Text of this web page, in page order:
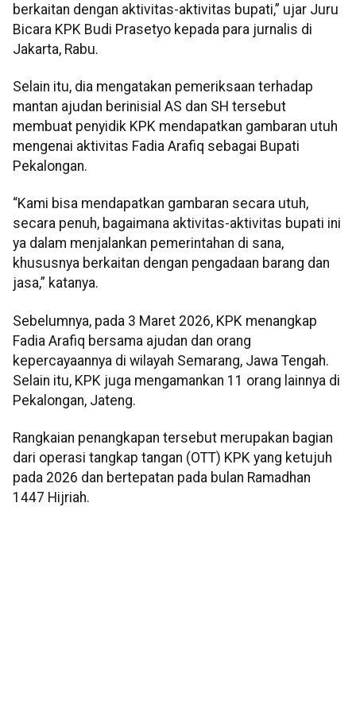
berkaitan dengan aktivitas-aktivitas bupati,” ujar Juru
Bicara KPK Budi Prasetyo kepada para jurnalis di
Jakarta, Rabu.
Selain itu, dia mengatakan pemeriksaan terhadap
mantan ajudan berinisial AS dan SH tersebut
membuat penyidik KPK mendapatkan gambaran utuh
mengenai aktivitas Fadia Arafiq sebagai Bupati
Pekalongan.
“Kami bisa mendapatkan gambaran secara utuh,
secara penuh, bagaimana aktivitas-aktivitas bupati ini
ya dalam menjalankan pemerintahan di sana,
khususnya berkaitan dengan pengadaan barang dan
jasa,” katanya.
Sebelumnya, pada 3 Maret 2026, KPK menangkap
Fadia Arafiq bersama ajudan dan orang
kepercayaannya di wilayah Semarang, Jawa Tengah.
Selain itu, KPK juga mengamankan 11 orang lainnya di
Pekalongan, Jateng.
Rangkaian penangkapan tersebut merupakan bagian
dari operasi tangkap tangan (OTT) KPK yang ketujuh
pada 2026 dan bertepatan pada bulan Ramadhan
1447 Hijriah.